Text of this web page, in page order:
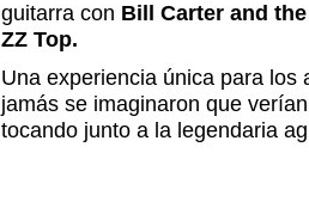
guitarra con Bill Carter and
ZZ Top.
Una experiencia única para los
jamás se imaginaron que
tocando junto a la legendaria